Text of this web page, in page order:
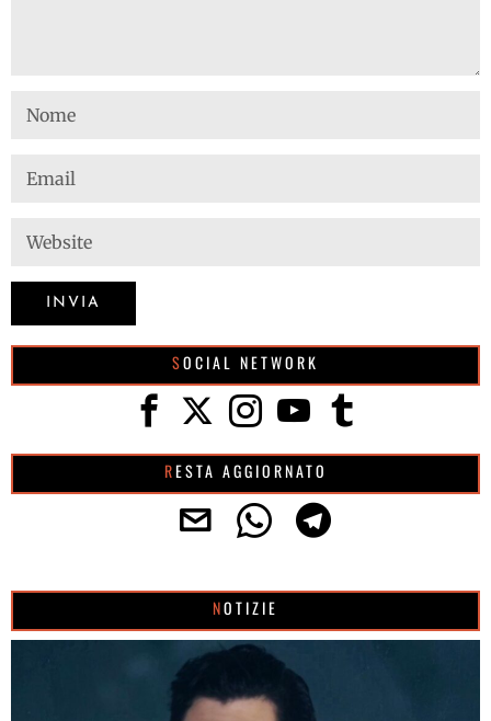
SOCIAL NETWORK
RESTA AGGIORNATO
NOTIZIE